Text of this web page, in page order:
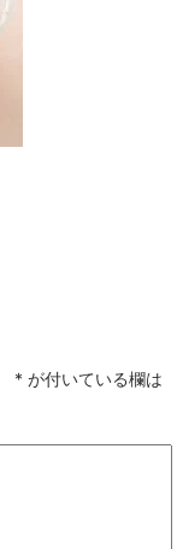
* が付いている欄は